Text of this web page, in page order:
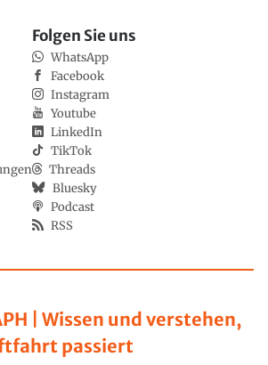
| Wissen und verstehen,
passiert
Folgen Sie uns
WhatsApp
Facebook
Instagram
Youtube
LinkedIn
TikTok
Threads
Bluesky
Podcast
RSS